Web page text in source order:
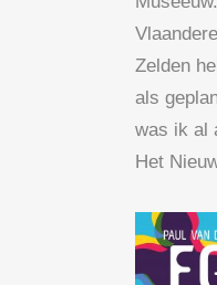
Zelden
als
was ik al
Het